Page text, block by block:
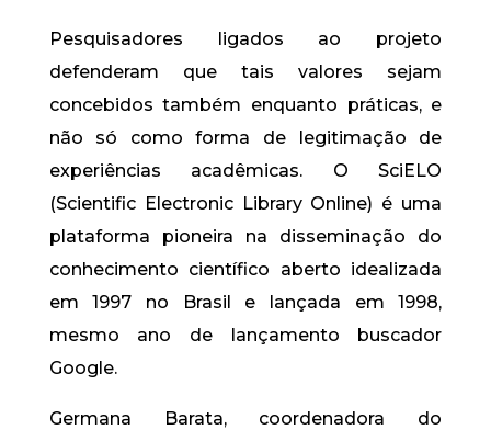
Pesquisadores ligados ao projeto
defenderam que tais valores sejam
concebidos também enquanto práticas, e
não só como forma de legitimação de
experiências acadêmicas. O SciELO
(Scientific Electronic Library Online) é uma
plataforma pioneira na disseminação do
conhecimento científico aberto idealizada
em 1997 no Brasil e lançada em 1998,
mesmo ano de lançamento buscador
Google.
Germana Barata, coordenadora do